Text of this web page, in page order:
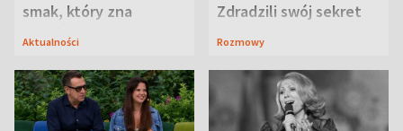
smak, który zna
Lubelszczyzna
Aktualności
Zdradzili swój sekret
Rozmowy